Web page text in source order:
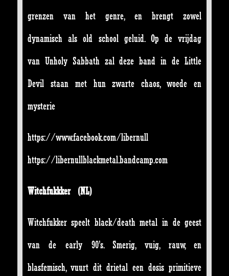
grenzen van het genre, en brengt zowel
dynamisch als old school geluid. Op de vrijdag
van Unholy Sabbath zal deze band in de Little
Devil staan met hun zwarte chaos, woede en
mysterie
https://www.facebook.com/libernull
https://libernullblackmetal.bandcamp.com
Witchfukkker (NL)
Witchfukker speelt black/death metal in de geest
van de early 90’s. Smerig, vuig, rauw, en
blasfemisch, vuurt dit drietal een dosis primitieve